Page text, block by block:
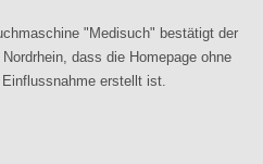
"Medisuch" bestätigt der
dass die Homepage ohne
erstellt ist.